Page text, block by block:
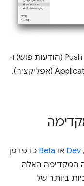
איור 7. החלוניות החדשות Push Messages (הודעות פוש) ו-
,‏
Dev או Beta כדפדפן
המקדימה האלה
ביותר של